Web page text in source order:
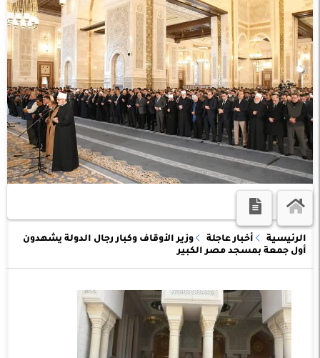
الرئيسية أخبار عاجلة
وزير الأوقاف وكبار رجال الدولة يشهدون
أول جمعة بمسجد مصر الكبير